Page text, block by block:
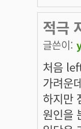
적극
글쓴이:
처음
가려운
하지만
원인을